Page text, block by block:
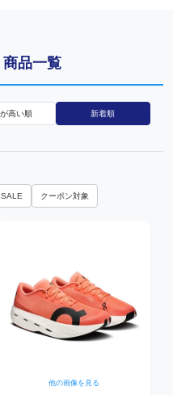
品一覧
高い順
新着順
SALE クーポン対象
他の画像を見る